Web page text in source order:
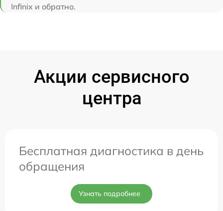
Infinix и обратно.
Акции сервисного
центра
Бесплатная диагностика в день
обращения
Узнать подробнее